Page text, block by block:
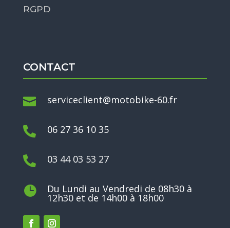
RGPD
CONTACT
 serviceclient@motobike-60.fr
 06 27 36 10 35
 03 44 03 53 27
 Du Lundi au Vendredi de 08h30 à
12h30 et de 14h00 à 18h00